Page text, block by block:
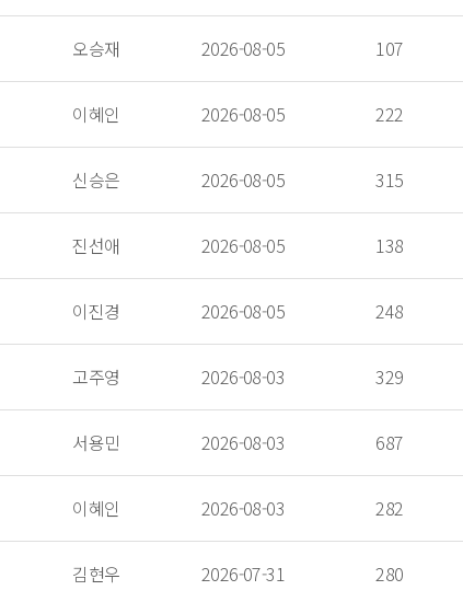
오승재 2026-08-05 107
이혜인 2026-08-05 222
신승은 2026-08-05 315
진선애 2026-08-05 138
이진경 2026-08-05 248
고주영 2026-08-03 329
서용민 2026-08-03 687
이혜인 2026-08-03 282
김현우 2026-07-31 280